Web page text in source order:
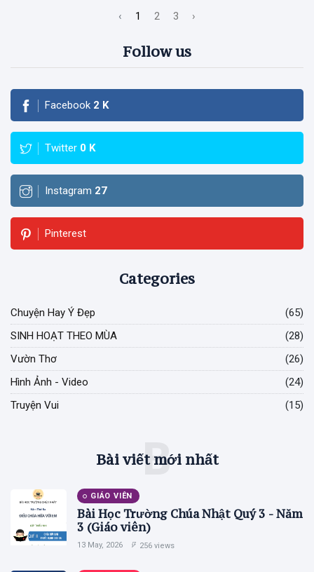
‹ 1 2 3 ›
Follow us
Facebook 2 K
Twitter 0 K
Instagram 27
Pinterest
Categories
Chuyện Hay Ý Đẹp
(65)
SINH HOẠT THEO MÙA
(28)
Vườn Thơ
(26)
Hình Ảnh - Video
(24)
Truyện Vui
(15)
Bài viết mới nhất
B
GIÁO VIÊN
Bài Học Trường Chúa Nhật Quý 3 - Năm
3 (Giáo viên)
13 May, 2026 256 views